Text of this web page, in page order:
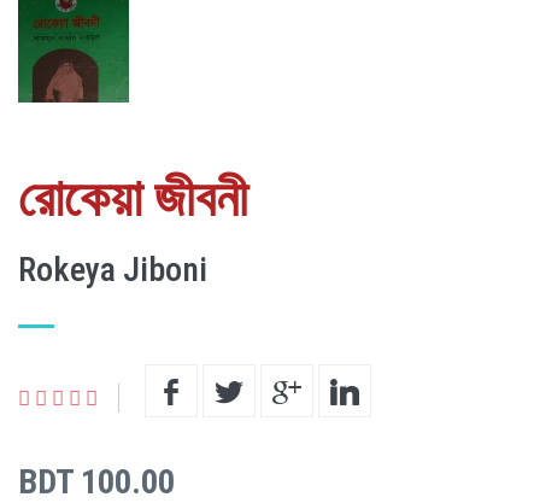
রোকেয়া জীবনী
Rokeya Jiboni
BDT 100.00